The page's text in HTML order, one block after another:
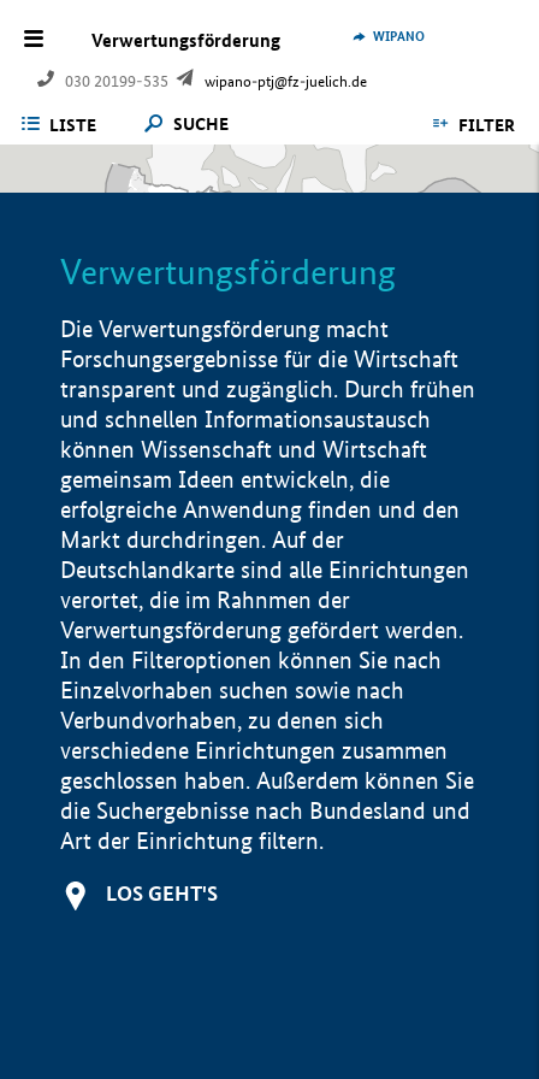
Verwertungsförderung
030 20199-535 wipano-ptj@fz-juelich.de
WIPANO
LISTE SUCHE FILTER
Verwertungsförderung
Die Verwertungsförderung macht
Forschungsergebnisse für die Wirtschaft
transparent und zugänglich. Durch frühen
und schnellen Informationsaustausch
können Wissenschaft und Wirtschaft
gemeinsam Ideen entwickeln, die
erfolgreiche Anwendung finden und den
Markt durchdringen. Auf der
Deutschlandkarte sind alle Einrichtungen
verortet, die im Rahnmen der
Verwertungsförderung gefördert werden.
In den Filteroptionen können Sie nach
Einzelvorhaben suchen sowie nach
Verbundvorhaben, zu denen sich
verschiedene Einrichtungen zusammen
geschlossen haben. Außerdem können Sie
die Suchergebnisse nach Bundesland und
Art der Einrichtung filtern.
LOS GEHT'S